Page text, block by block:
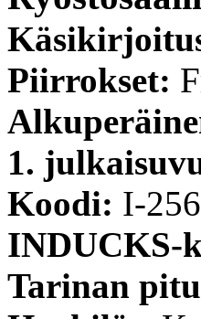
Piirrokset:
1.
Koodi: I-
INDUCKS-
Tarinan